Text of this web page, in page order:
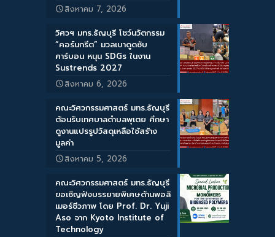
สิงหาคม 7, 2026
วิศวฯ มทร.ธัญบุรี โชว์นวัตกรรม
“คอร์นกรีต” มวลเบาดูดซับ
คาร์บอน หนุน SDGs ในงาน
Sustrends 2027
สิงหาคม 6, 2026
คณะวิศวกรรมศาสตร์ มทร.ธัญบุรี
ต้อนรับเทศบาลตำบลพุเตย ศึกษา
ดูงานแปรรูปวัสดุเหลือใช้สร้าง
มูลค่า
สิงหาคม 5, 2026
คณะวิศวกรรมศาสตร์ มทร.ธัญบุรี
ขอเชิญฟังบรรยายพิเศษด้านพอลิ
เมอร์ชีวภาพ โดย Prof. Dr. Yuji
Aso จาก Kyoto Institute of
Technology